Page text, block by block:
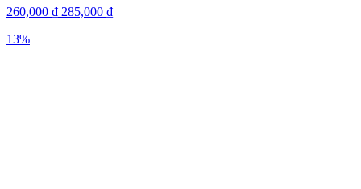
260,000 ₫ 285,000 ₫
13%